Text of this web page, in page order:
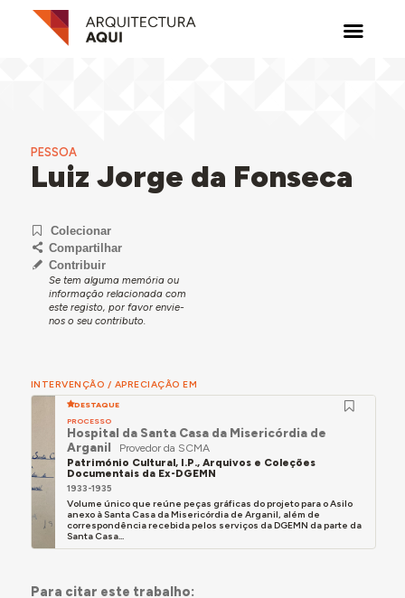
PESSOA
Luiz Jorge da Fonseca
Colecionar
Compartilhar
Contribuir
Se tem alguma memória ou
informação relacionada com
este registo, por favor envie-
nos o seu contributo.
INTERVENÇÃO / APRECIAÇÃO EM
DESTAQUE
PROCESSO
Hospital da Santa Casa da Misericórdia de
Arganil
Provedor da SCMA
Património Cultural, I.P., Arquivos e Coleções
Documentais da Ex-DGEMN
1933-1935
Volume único que reúne peças gráficas do projeto para o Asilo
anexo à Santa Casa da Misericórdia de Arganil, além de
correspondência recebida pelos serviços da DGEMN da parte da
Santa Casa...
Para citar este trabalho: